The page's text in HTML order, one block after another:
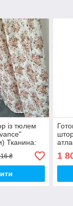
із тюлем
Тканина:
Тюль —
₴
квіти
1